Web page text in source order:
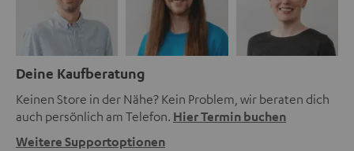
Deine Kaufberatung
Keinen Store in der Nähe? Kein Problem, wir beraten dich
auch persönlich am Telefon. Hier Termin buchen
Weitere Supportoptionen